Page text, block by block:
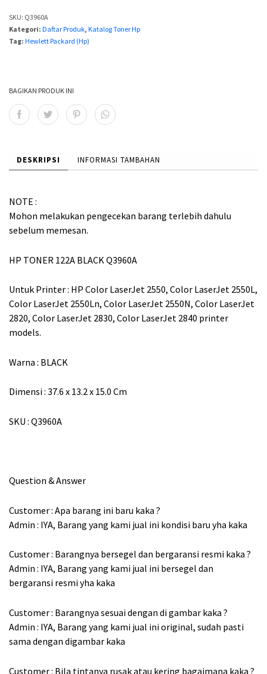
l
:
R
1
1
0
,
0
0
0
l
9
0
0
.
SKU: Q3960A
Kategori: Daftar Produk, Katalog Toner Hp
Tag: Hewlett Packard (Hp)
BAGIKAN PRODUK INI
DESKRIPSI INFORMASI TAMBAHAN
NOTE :
Mohon melakukan pengecekan barang terlebih dahulu
sebelum memesan.
HP TONER 122A BLACK Q3960A
Untuk Printer : HP Color LaserJet 2550, Color LaserJet 2550L,
Color LaserJet 2550Ln, Color LaserJet 2550N, Color LaserJet
2820, Color LaserJet 2830, Color LaserJet 2840 printer
models.
Warna : BLACK
Dimensi : 37.6 x 13.2 x 15.0 Cm
SKU : Q3960A
Question & Answer
Customer : Apa barang ini baru kaka ?
Admin : IYA, Barang yang kami jual ini kondisi baru yha kaka
Customer : Barangnya bersegel dan bergaransi resmi kaka ?
Admin : IYA, Barang yang kami jual ini bersegel dan
bergaransi resmi yha kaka
Customer : Barangnya sesuai dengan di gambar kaka ?
Admin : IYA, Barang yang kami jual ini original, sudah pasti
sama dengan digambar kaka
Customer : Bila tintanya rusak atau kering bagaimana kaka ?